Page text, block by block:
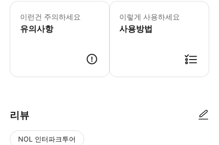
이런건 주의하세요
유의사항
- 5세 이하 어린이는 무료이지만 플라
이렇게 사용하세요
사용방법
리뷰
NOL 인터파크투어